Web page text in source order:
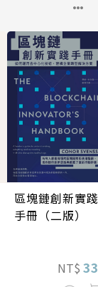
區塊鏈創新實踐
手冊（二版）
NT$